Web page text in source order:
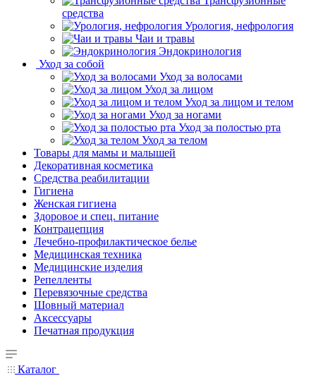
средства
Урология, нефрология
Чаи и травы
Эндокринология
Уход за собой
Уход за волосами
Уход за лицом
Уход за лицом и телом
Уход за ногами
Уход за полостью рта
Уход за телом
Товары для мамы и малышей
Декоративная косметика
Средства реабилитации
Гигиена
Женская гигиена
Здоровое и спец. питание
Контрацепция
Лечебно-профилактическое белье
Медицинская техника
Медицинские изделия
Репелленты
Перевязочные средства
Шовный материал
Аксессуары
Печатная продукция
Каталог